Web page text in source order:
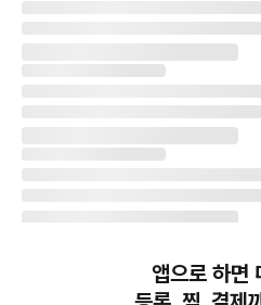
앱으로 하면